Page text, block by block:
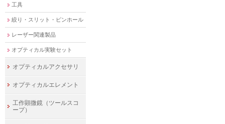
工具
絞り・スリット・ピンホール
レーザー関連製品
オプティカル実験セット
オプティカルアクセサリ
オプティカルエレメント
工作顕微鏡（ツールスコ
ープ）